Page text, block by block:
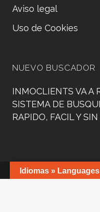
Aviso legal
Uso de Cookies
NUEVO BUSCADOR
INMOCLIENTS VA A
SISTEMA DE
RAPIDO, FACIL Y
©
Idiomas »